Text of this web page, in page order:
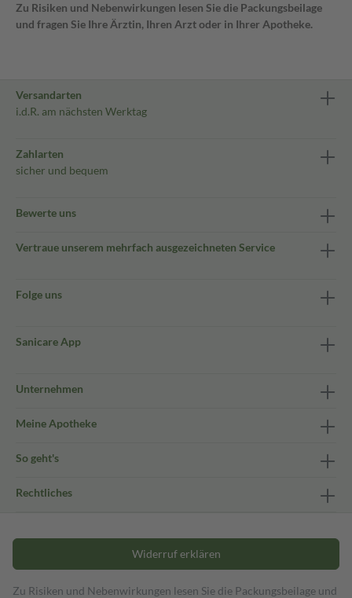
Zu Risiken und Nebenwirkungen lesen Sie die Packungsbeilage
und fragen Sie Ihre Ärztin, Ihren Arzt oder in Ihrer Apotheke.
Versandarten
i.d.R. am nächsten Werktag
Zahlarten
sicher und bequem
Bewerte uns
Vertraue unserem mehrfach ausgezeichneten Service
Folge uns
Sanicare App
Unternehmen
Meine Apotheke
So geht's
Rechtliches
Widerruf erklären
Zu Risiken und Nebenwirkungen lesen Sie die Packungsbeilage und